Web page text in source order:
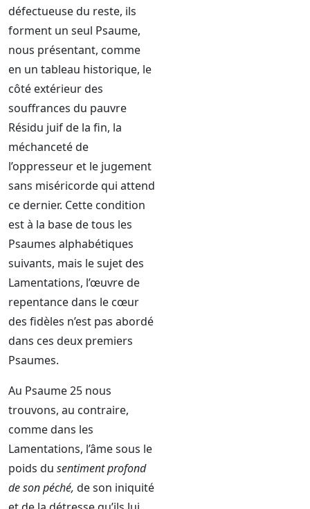
défectueuse du reste, ils
forment un seul Psaume,
nous présentant, comme
en un tableau historique, le
côté extérieur des
souffrances du pauvre
Résidu juif de la fin, la
méchanceté de
l’oppresseur et le jugement
sans miséricorde qui attend
ce dernier. Cette condition
est à la base de tous les
Psaumes alphabétiques
suivants, mais le sujet des
Lamentations, l’œuvre de
repentance dans le cœur
des fidèles n’est pas abordé
dans ces deux premiers
Psaumes.
Au Psaume 25 nous
trouvons, au contraire,
comme dans les
Lamentations, l’âme sous le
poids du sentiment profond
de son péché, de son iniquité